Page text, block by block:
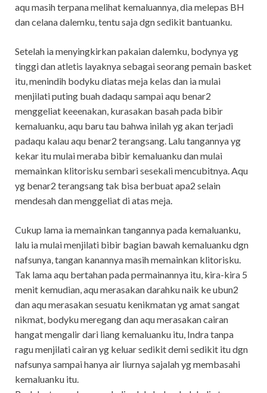
aqu masih terpana melihat kemaluannya, dia melepas BH
dan celana dalemku, tentu saja dgn sedikit bantuanku.
Setelah ia menyingkirkan pakaian dalemku, bodynya yg
tinggi dan atletis layaknya sebagai seorang pemain basket
itu, menindih bodyku diatas meja kelas dan ia mulai
menjilati puting buah dadaqu sampai aqu benar2
menggeliat keeenakan, kurasakan basah pada bibir
kemaluanku, aqu baru tau bahwa inilah yg akan terjadi
padaqu kalau aqu benar2 terangsang. Lalu tangannya yg
kekar itu mulai meraba bibir kemaluanku dan mulai
memainkan klitorisku sembari sesekali mencubitnya. Aqu
yg benar2 terangsang tak bisa berbuat apa2 selain
mendesah dan menggeliat di atas meja.
Cukup lama ia memainkan tangannya pada kemaluanku,
lalu ia mulai menjilati bibir bagian bawah kemaluanku dgn
nafsunya, tangan kanannya masih memainkan klitorisku.
Tak lama aqu bertahan pada permainannya itu, kira-kira 5
menit kemudian, aqu merasakan darahku naik ke ubun2
dan aqu merasakan sesuatu kenikmatan yg amat sangat
nikmat, bodyku meregang dan aqu merasakan cairan
hangat mengalir dari liang kemaluanku itu, Indra tanpa
ragu menjilati cairan yg keluar sedikit demi sedikit itu dgn
nafsunya sampai hanya air liurnya sajalah yg membasahi
kemaluanku itu.